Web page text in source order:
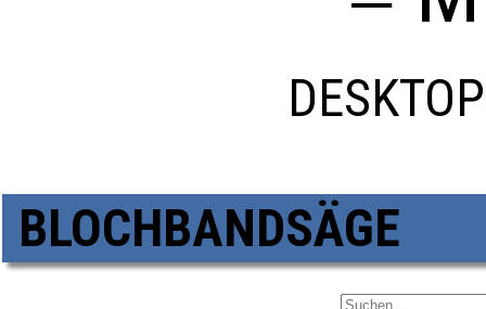
BLOCHBANDSÄGE